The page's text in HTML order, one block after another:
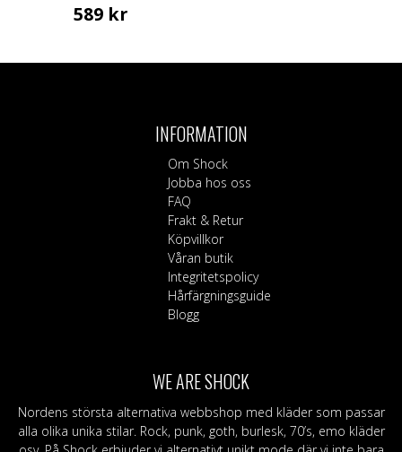
589 kr
alternativen
produktsidan
INFORMATION
Om Shock
Jobba hos oss
FAQ
Frakt & Retur
Köpvillkor
Våran butik
Integritetspolicy
Hårfärgningsguide
Blogg
WE ARE SHOCK
Nordens största alternativa webbshop med kläder som passar
alla olika unika stilar. Rock, punk, goth, burlesk, 70’s, emo kläder